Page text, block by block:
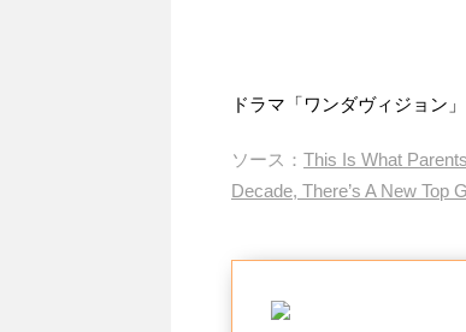
ドラマ「ワンダヴィジョン
ソース： This Is What
Decade, There’s A New Top